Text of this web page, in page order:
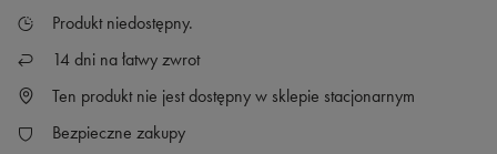
Produkt niedostępny
14 dni na łatwy zwrot
Ten produkt nie jest dostępny w sklepie stacjonarnym
Bezpieczne zakupy